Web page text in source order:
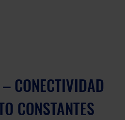
CONECTIVIDAD
CONSTANTES